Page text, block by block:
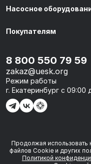
© 2026 «УЭСК-
Насосное
Покупателям
8 800 550 79 59
zakaz@uesk.org
Режим работы
г. Екатеринбург с 09:00
Продолжая использовать
файлов Сookie и других
Политикой